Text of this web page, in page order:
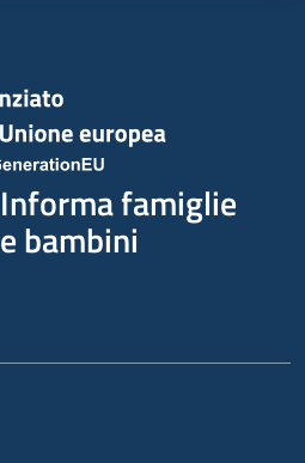
Informa famiglie
e bambini